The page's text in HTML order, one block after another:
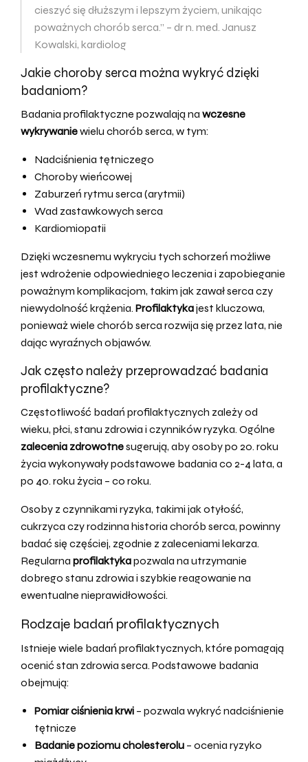
cieszyć się dłuższym i lepszym życiem, unikając
poważnych chorób serca.” – dr n. med. Janusz
Kowalski, kardiolog
Jakie choroby serca można wykryć dzięki
badaniom?
Badania profilaktyczne pozwalają na wczesne
wykrywaniewielu chorób serca, w tym:
Nadciśnienia tętniczego
Choroby wieńcowej
Zaburzeń rytmu serca (arytmii)
Wad zastawkowych serca
Kardiomiopatii
Dzięki wczesnemu wykryciu tych schorzeń możliwe
jest wdrożenie odpowiedniego leczenia i zapobieganie
poważnym komplikacjom, takim jak zawał serca czy
niewydolność krążenia. Profilaktykajest kluczowa,
ponieważ wiele chorób serca rozwija się przez lata, nie
dając wyraźnych objawów.
Jak często należy przeprowadzać badania
profilaktyczne?
Częstotliwość badań profilaktycznych zależy od
wieku, płci, stanu zdrowia i czynników ryzyka. Ogólne
zalecenia zdrowotnesugerują, aby osoby po 20. roku
życia wykonywały podstawowe badania co 2-4 lata, a
po 40. roku życia – co roku.
Osoby z czynnikami ryzyka, takimi jak otyłość,
cukrzyca czy rodzinna historia chorób serca, powinny
badać się częściej, zgodnie z zaleceniami lekarza.
Regularna profilaktykapozwala na utrzymanie
dobrego stanu zdrowia i szybkie reagowanie na
ewentualne nieprawidłowości.
Rodzaje badań profilaktycznych
Istnieje wiele badań profilaktycznych, które pomagają
ocenić stan zdrowia serca. Podstawowe badania
obejmują:
Pomiar ciśnienia krwi – pozwala wykryć nadciśnienie
tętnicze
Badanie poziomu cholesterolu – ocenia ryzyko